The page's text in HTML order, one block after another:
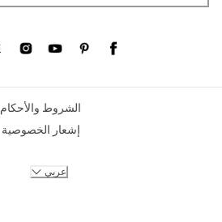
الشروط والأحكام
إشعار الخصوصية
عربي